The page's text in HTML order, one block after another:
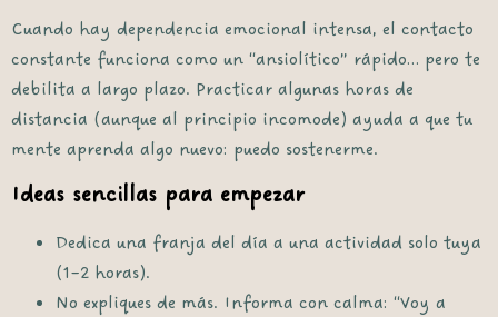
Cuando hay dependencia emocional intensa, el contacto
constante funciona como un “ansiolítico” rápido… pero te
debilita a largo plazo. Practicar algunas horas de
distancia (aunque al principio incomode) ayuda a que tu
mente aprenda algo nuevo: puedo sostenerme.
Ideas sencillas para empezar
Dedica una franja del día a una actividad solo tuya
(1–2 horas).
No expliques de más. Informa con calma: “Voy a